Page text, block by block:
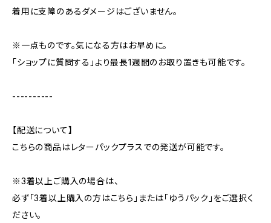
着用に支障のあるダメージはございません。
※一点ものです。気になる方はお早めに。
「ショップに質問する」より最長1週間のお取り置きも可能です。
----------
【配送について】
こちらの商品はレターパックプラスでの発送が可能です。
※3着以上ご購入の場合は、
必ず「3着以上購入の方はこちら」または「ゆうパック」をご選択く
ださい。